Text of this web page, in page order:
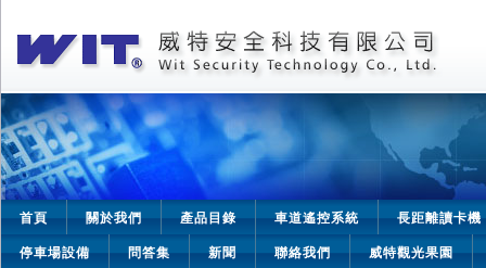
首頁 關於我們 產品目錄 車道遙控系統
長距離讀卡機
停車場設備
問答集 新聞 聯絡我們 威特觀光果園